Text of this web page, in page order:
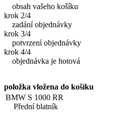
obsah vašeho košíku
krok 2/4
zadání objednávky
krok 3/4
potvrzení objednávky
krok 4/4
objednávka je hotová
položka vložena do košíku
BMW S 1000 RR
Přední blatník